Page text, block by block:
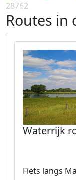
28762
Routes in
Waterrijk
Fiets langs